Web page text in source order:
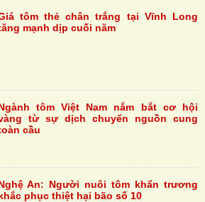
tôm thẻ chân trắng tại Vĩnh Long
mạnh dịp cuối năm
tôm Việt Nam nắm bắt cơ hội
từ sự dịch chuyển nguồn cung
cầu
An: Người nuôi tôm khẩn trương
phục thiệt hại bão số 10